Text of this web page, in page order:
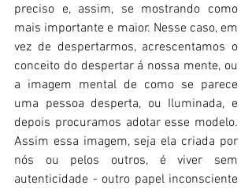
preciso e, assim, se mostrando como
mais importante e maior. Nesse caso, em
vez de despertarmos, acrescentamos o
conceito do despertar á nossa mente, ou
a imagem mental de como se parece
uma pessoa desperta, ou Iluminada, e
depois procuramos adotar esse modelo.
Assim essa imagem, seja ela criada por
nós ou pelos outros, é viver sem
autenticidade - outro papel inconsciente